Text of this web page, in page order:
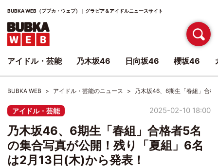
BUBKA WEB（ブブカ・ウェブ）｜グラビア＆アイドルニュースサイト
BUBKA WEB アイドル・芸能のニュース 乃木坂46、6期生「春組」合
アイドル・芸能 2025-02-10 18:00
乃木坂46、6期生「春組」合格者5名
の集合写真が公開！残り「夏組」6名
は2月13日(木)から発表！
アイドル・芸能 乃木坂46 日向坂46 櫻坂46